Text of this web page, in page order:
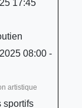
17:45
08:00 -
artistique